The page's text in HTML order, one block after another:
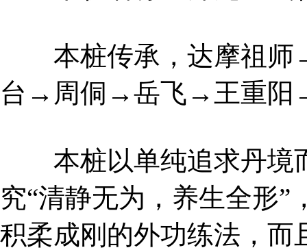
本桩传承，达摩祖师
台→周侗→岳飞→王重阳
本桩以单纯追求丹境
究“清静无为，养生全形
积柔成刚的外功练法，而